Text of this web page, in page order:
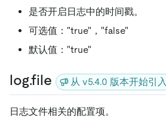
是否开启日志中的时间戳。
可选值："true"，"false"
默认值："true"
log.file 从 v5.4.0 版本开始引入
日志文件相关的配置项。